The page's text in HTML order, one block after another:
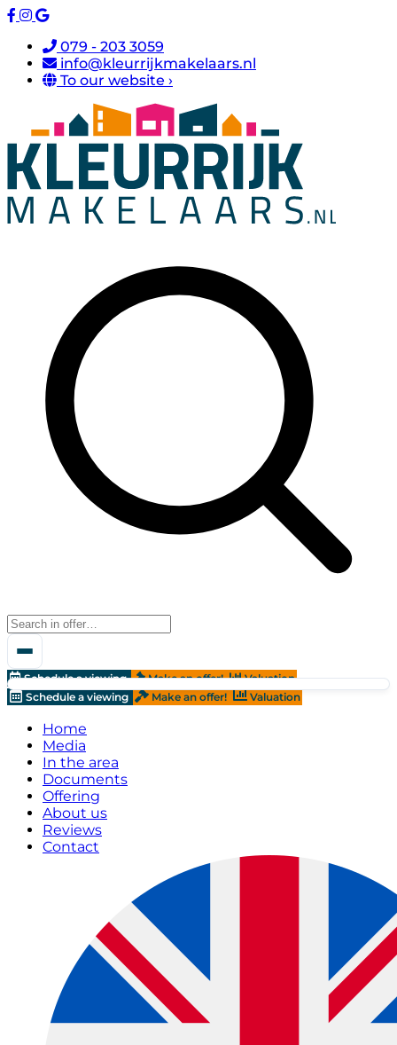
079 - 203 3059
info@kleurrijkmakelaars.nl
To our website ›
Schedule a viewing Make an offer!
Valuation
Schedule a viewing
Make an offer! Valuation
Home
Media
In the area
Documents
Offering
About us
Reviews
Contact